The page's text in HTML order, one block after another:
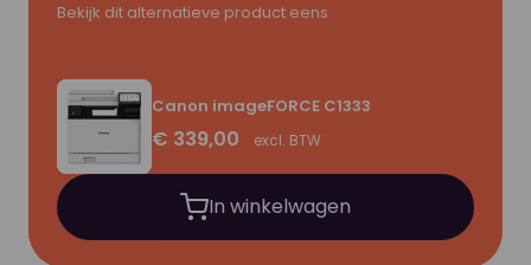
Bekijk dit alternatieve product eens
Canon imageFORCE C1333
€ 339,00 excl. BTW
In winkelwagen